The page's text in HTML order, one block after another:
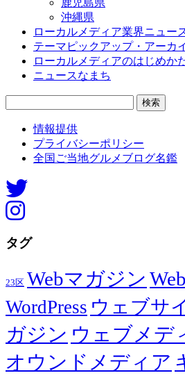
沖縄県
ローカルメディア業界ニュー
テーマピックアップ・アーカ
ローカルメディアのはじめか
ニュースなまち
情報提供
プライバシーポリシー
全国ご当地グルメブログ名鑑
タグ
23区 Webマガジン
WordPress ウェブサ
ガジン ウェブメデ
オウンドメディア